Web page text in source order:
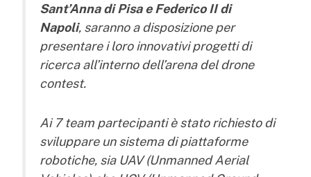
Sant’Anna di Pisa e Federico II di
Napoli, saranno a disposizione per
presentare i loro innovativi progetti di
ricerca all’interno dell’arena del drone
contest.
Ai 7 team partecipanti è stato richiesto di
sviluppare un sistema di piattaforme
robotiche, sia UAV (Unmanned Aerial